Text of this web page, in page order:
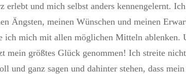
erlebt und mich selbst anders kennengelernt.
Ängsten, meinen Wünschen und meinen
ich mich mit allen möglichen Mitteln ablenken.
mein größtes Glück genommen! Ich streite
und ganz sagen und dahinter stehen, dass